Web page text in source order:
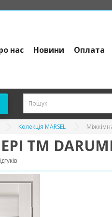
нас Новини Оплата
Колекція MARSEL
ТМ